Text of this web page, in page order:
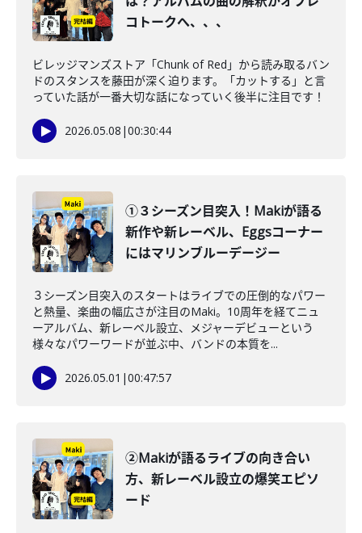
コトークへ、、、
ビレッジマンズストア「Chunk of Red」から読み取るバン
ドのスタンスを藤田が深く迫ります。「カットする」と言
っていた話が一番大切な話になっていく後半に注目です！
2026.05.08 |00:30:44
①３シーズン目突入！Makiが語る
新作や新レーベル、Eggsコーナー
にはマリンブルーデージー
３シーズン目突入のスタートはライブでの圧倒的なパワー
と熱量、楽曲の幅広さが注目のMaki。10周年を経てニュ
ーアルバム、新レーベル設立、メジャーデビューという
様々なパワーワードが並ぶ中、バンドの本質を...
2026.05.01 |00:47:57
②Makiが語るライブの向き合い
方、新レーベル設立の爆笑エピソ
ード